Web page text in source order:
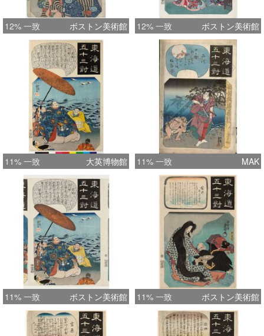
12% 一致 ボストン美術館 12% 一致 ボストン美術館
11% 一致 大英博物館 11% 一致 MAK
11% 一致 ボストン美術館 11% 一致 ボストン美術館